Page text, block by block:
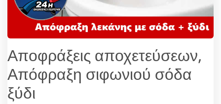
Αποφράξεις αποχετεύσεων,
Απόφραξη σιφωνιού σόδα
ξύδι